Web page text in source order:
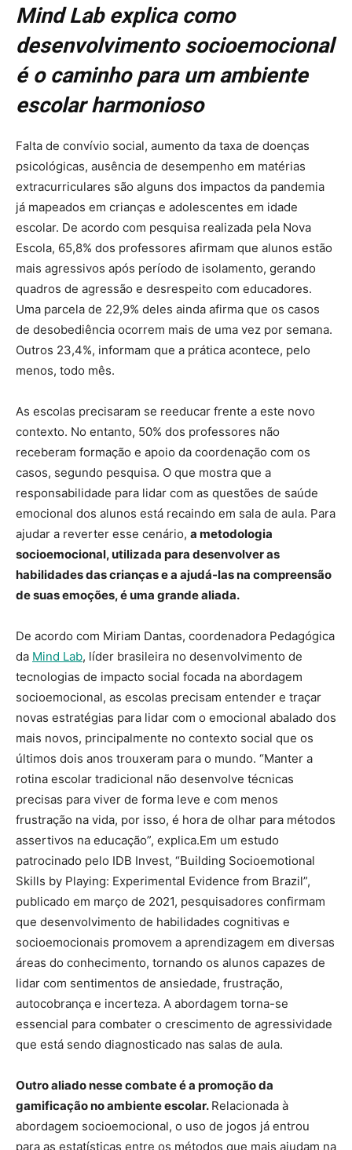
Mind Lab explica como
desenvolvimento socioemocional
é o caminho para um ambiente
escolar harmonioso
Falta de convívio social, aumento da taxa de doenças
psicológicas, ausência de desempenho em matérias
extracurriculares são alguns dos impactos da pandemia
já mapeados em crianças e adolescentes em idade
escolar. De acordo com pesquisa realizada pela Nova
Escola, 65,8% dos professores afirmam que alunos estão
mais agressivos após período de isolamento, gerando
quadros de agressão e desrespeito com educadores.
Uma parcela de 22,9% deles ainda afirma que os casos
de desobediência ocorrem mais de uma vez por semana.
Outros 23,4%, informam que a prática acontece, pelo
menos, todo mês.
As escolas precisaram se reeducar frente a este novo
contexto. No entanto, 50% dos professores não
receberam formação e apoio da coordenação com os
casos, segundo pesquisa. O que mostra que a
responsabilidade para lidar com as questões de saúde
emocional dos alunos está recaindo em sala de aula. Para
ajudar a reverter esse cenário, a metodologia
socioemocional, utilizada para desenvolver as
habilidades das crianças e a ajudá-las na compreensão
de suas emoções, é uma grande aliada.
De acordo com Miriam Dantas, coordenadora Pedagógica
da Mind Lab, líder brasileira no desenvolvimento de
tecnologias de impacto social focada na abordagem
socioemocional, as escolas precisam entender e traçar
novas estratégias para lidar com o emocional abalado dos
mais novos, principalmente no contexto social que os
últimos dois anos trouxeram para o mundo. “Manter a
rotina escolar tradicional não desenvolve técnicas
precisas para viver de forma leve e com menos
frustração na vida, por isso, é hora de olhar para métodos
assertivos na educação”, explica.Em um estudo
patrocinado pelo IDB Invest, “Building Socioemotional
Skills by Playing: Experimental Evidence from Brazil”,
publicado em março de 2021, pesquisadores confirmam
que desenvolvimento de habilidades cognitivas e
socioemocionais promovem a aprendizagem em diversas
áreas do conhecimento, tornando os alunos capazes de
lidar com sentimentos de ansiedade, frustração,
autocobrança e incerteza. A abordagem torna-se
essencial para combater o crescimento de agressividade
que está sendo diagnosticado nas salas de aula.
Outro aliado nesse combate é a promoção da
gamificação no ambiente escolar. Relacionada à
abordagem socioemocional, o uso de jogos já entrou
para as estatísticas entre os métodos que mais ajudam na